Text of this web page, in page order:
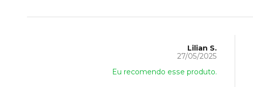
Lilian S.
27/05/2025
Eu recomendo esse produto.